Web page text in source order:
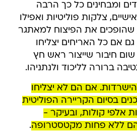
ומבחינים כל כך הרבה
צלקות פוליטיות ואפילו
שהופכים את הפיצוח למאתגר
אם כל האריחים יצליחו
חיבור שייצור ראש חץ
ברורה לליכוד ולנתניהו.
אם הם לא יצליחו
בסיום הקריירה הפוליטית
אלפי קולות, ובעיקר -
ללא פחות מקטסטרופה.